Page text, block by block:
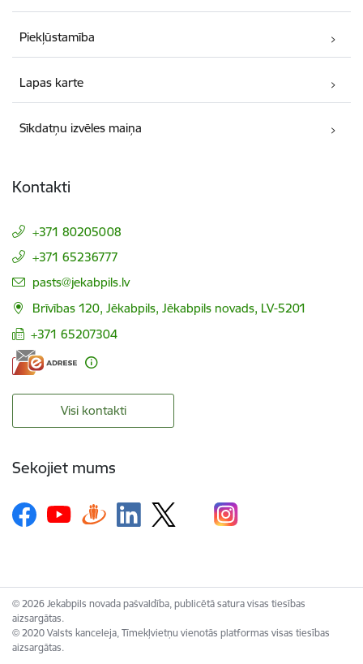
Piekļūstamība
Lapas karte
Sīkdatņu izvēles maiņa
Kontakti
+371 80205008
+371 65236777
E-pasts:
pasts@jekabpils.lv
Brīvības 120, Jēkabpils, Jēkabpils novads, LV-5201
+371 65207304
Visi kontakti
Sekojiet mums
© 2026 Jekabpils novada pašvaldība, publicētā satura visas tiesības
aizsargātas.
© 2020 Valsts kanceleja, Tīmekļvietņu vienotās platformas visas tiesības
aizsargātas.